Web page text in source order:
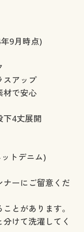
9月時点)
スアップ
材で安心
下4丈展開
トデニム)
ーにご留意くだ
とがあります。
けて洗濯してく